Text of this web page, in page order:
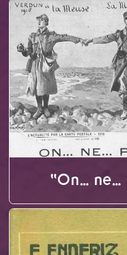
“On… ne…